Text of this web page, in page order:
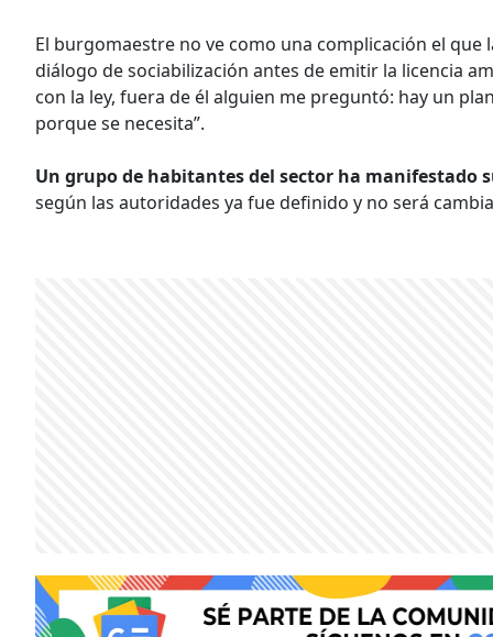
El burgomaestre no ve como una complicación el que
diálogo de sociabilización antes de emitir la licencia
con la ley, fuera de él alguien me preguntó: hay un
porque se necesita”.
Un grupo de habitantes del sector ha manifestado
según las autoridades ya fue definido y no será